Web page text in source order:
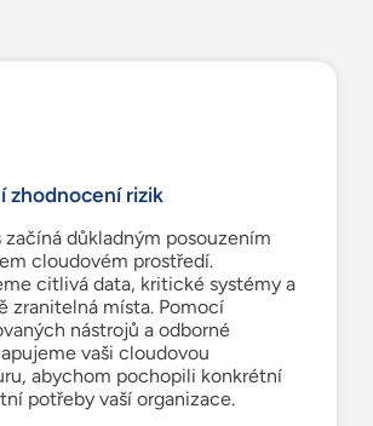
zhodnocení rizik
začíná důkladným posouzením
cloudovém prostředí.
citlivá data, kritické systémy a
zranitelná místa. Pomocí
nástrojů a odborné
vaši cloudovou
abychom pochopili konkrétní
potřeby vaší organizace.